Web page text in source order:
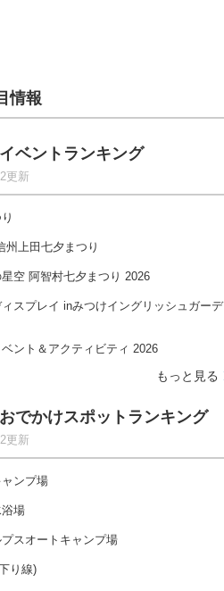
情報
ベントランキング
更新
州上田七夕まつり
星空 阿智村七夕まつり 2026
スプレイ inみつけイングリッシュガーデ
ント＆アクティビティ 2026
もっと見る
でかけスポットランキング
更新
ンプ場
場
スオートキャンプ場
り線)